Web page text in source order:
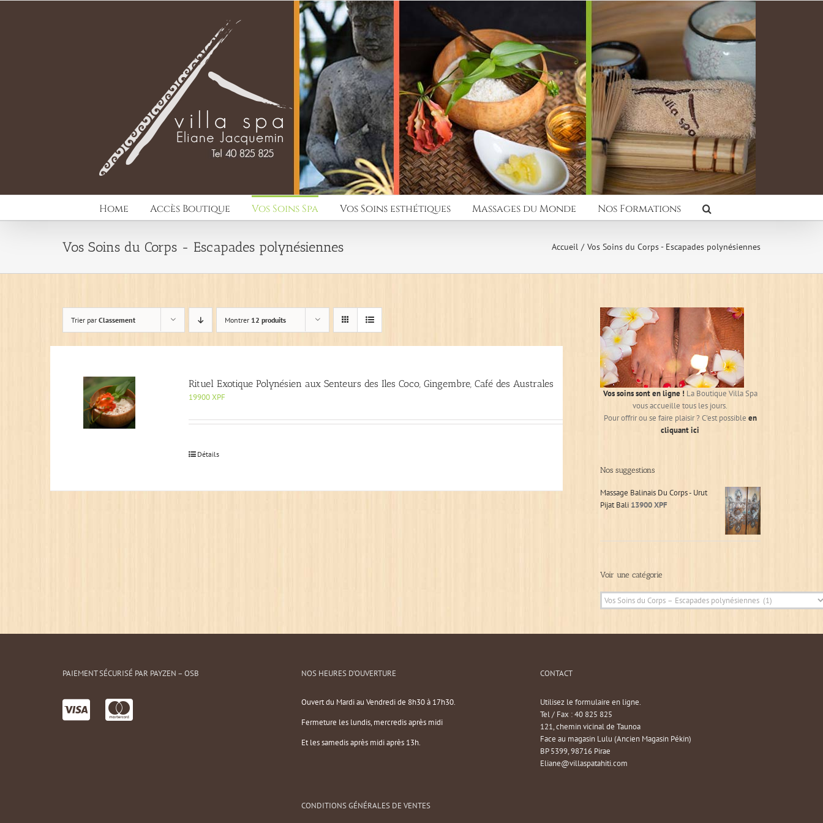
Home Accès Boutique Vos Soins Spa Vos Soins esthétiques Massages du Monde Nos Formations
Vos Soins du Corps - Escapades polynésiennes Accueil Vos Soins du Corps - Escapades polynésiennes
Trier par Classement Montrer 12 produits
Rituel Exotique Polynésien aux Senteurs des Iles Coco, Gingembre, Café des Australes
19900XPF
Détails
Vos soins sont en ligne ! La Boutique Villa Spa
vous accueille tous les jours.
Pour offrir ou se faire plaisir ? C'est possible en
cliquant ici
Nos suggestions
Massage Balinais Du Corps - Urut
Pijat Bali 13900XPF
Voir une catégorie
PAIEMENT SÉCURISÉ PAR PAYZEN – OSB NOS HEURES D’OUVERTURE
Ouvert du Mardi au Vendredi de 8h30 à 17h30.
Fermeture les lundis, mercredis après midi
Et les samedis après midi après 13h.
CONDITIONS GÉNÉRALES DE VENTES
CONTACT
Utilisez le formulaire en ligne.
Tel / Fax : 40 825 825
121, chemin vicinal de Taunoa
Face au magasin Lulu (Ancien Magasin Pékin)
BP 5399, 98716 Pirae
Eliane@villaspatahiti.com